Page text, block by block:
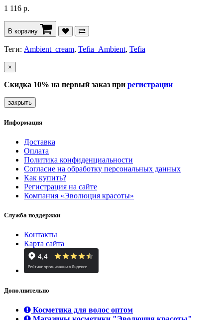
1 116 р.
В корзину
Теги: Ambient_cream, Tefia_Ambient, Tefia
×
Скидка 10% на первый заказ при регистрации
закрыть
Информация
Доставка
Оплата
Политика конфиденциальности
Согласие на обработку персональных данных
Как купить?
Регистрация на сайте
Компания «Эволюция красоты»
Служба поддержки
Контакты
Карта сайта
Дополнительно
Косметика для волос оптом